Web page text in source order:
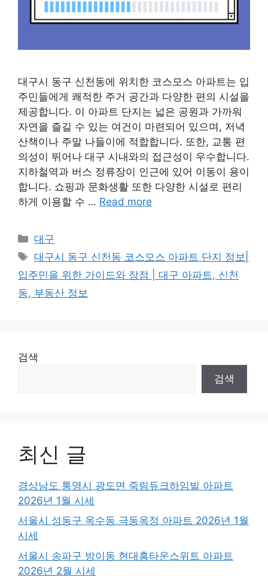
대구시 동구 신천동에 위치한 코스모스 아파트는 입
주민들에게 쾌적한 주거 공간과 다양한 편의 시설을
제공합니다. 이 아파트 단지는 넓은 공원과 가까워
자연을 즐길 수 있는 여건이 마련되어 있으며, 저녁
산책이나 주말 나들이에 적합합니다. 또한, 교통 편
의성이 뛰어나 대구 시내와의 접근성이 우수합니다.
지하철역과 버스 정류장이 인근에 있어 이동이 용이
합니다. 쇼핑과 문화생활 또한 다양한 시설로 편리
하게 이용할 수 … Read more
Categories
대구
Tags
대구시 동구 신천동 코스모스 아파트 단지 정보|
입주민을 위한 가이드와 장점 | 대구 아파트, 신천
동, 부동산 정보
검색
검색
최신 글
경상남도 통영시 광도면 죽림듀크하임빌 아파트
2026년 1월 시세
서울시 성동구 옥수동 극동옥정 아파트 2026년 1월
시세
서울시 송파구 방이동 현대홈타운스위트 아파트
2026년 2월 시세